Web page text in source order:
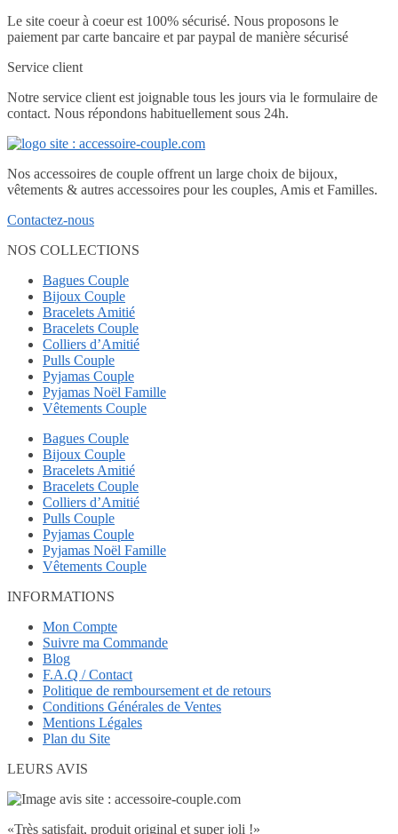
Le site coeur à coeur est 100% sécurisé. Nous proposons le
paiement par carte bancaire et par paypal de manière sécurisé
Service client
Notre service client est joignable tous les jours via le formulaire de
contact. Nous répondons habituellement sous 24h.
Nos accessoires de couple offrent un large choix de bijoux,
vêtements & autres accessoires pour les couples, Amis et Familles.
Contactez-nous
NOS COLLECTIONS
Bagues Couple
Bijoux Couple
Bracelets Amitié
Bracelets Couple
Colliers d’Amitié
Pulls Couple
Pyjamas Couple
Pyjamas Noël Famille
Vêtements Couple
Bagues Couple
Bijoux Couple
Bracelets Amitié
Bracelets Couple
Colliers d’Amitié
Pulls Couple
Pyjamas Couple
Pyjamas Noël Famille
Vêtements Couple
INFORMATIONS
Mon Compte
Suivre ma Commande
Blog
F.A.Q / Contact
Politique de remboursement et de retours
Conditions Générales de Ventes
Mentions Légales
Plan du Site
LEURS AVIS
«Très satisfait, produit original et super joli !»